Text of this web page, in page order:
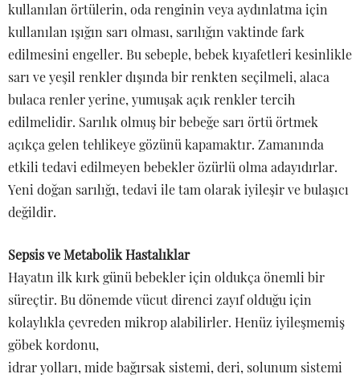
kullanılan örtülerin, oda renginin veya aydınlatma için
kullanılan ışığın sarı olması, sarılığın vaktinde fark
edilmesini engeller. Bu sebeple, bebek kıyafetleri kesinlikle
sarı ve yeşil renkler dışında bir renkten seçilmeli, alaca
bulaca renler yerine, yumuşak açık renkler tercih
edilmelidir. Sarılık olmuş bir bebeğe sarı örtü örtmek
açıkça gelen tehlikeye gözünü kapamaktır. Zamanında
etkili tedavi edilmeyen bebekler özürlü olma adayıdırlar.
Yeni doğan sarılığı, tedavi ile tam olarak iyileşir ve bulaşıcı
değildir.
Sepsis ve Metabolik Hastalıklar
Hayatın ilk kırk günü bebekler için oldukça önemli bir
süreçtir. Bu dönemde vücut direnci zayıf olduğu için
kolaylıkla çevreden mikrop alabilirler. Henüz iyileşmemiş
göbek kordonu,
idrar yolları, mide bağırsak sistemi, deri, solunum sistemi